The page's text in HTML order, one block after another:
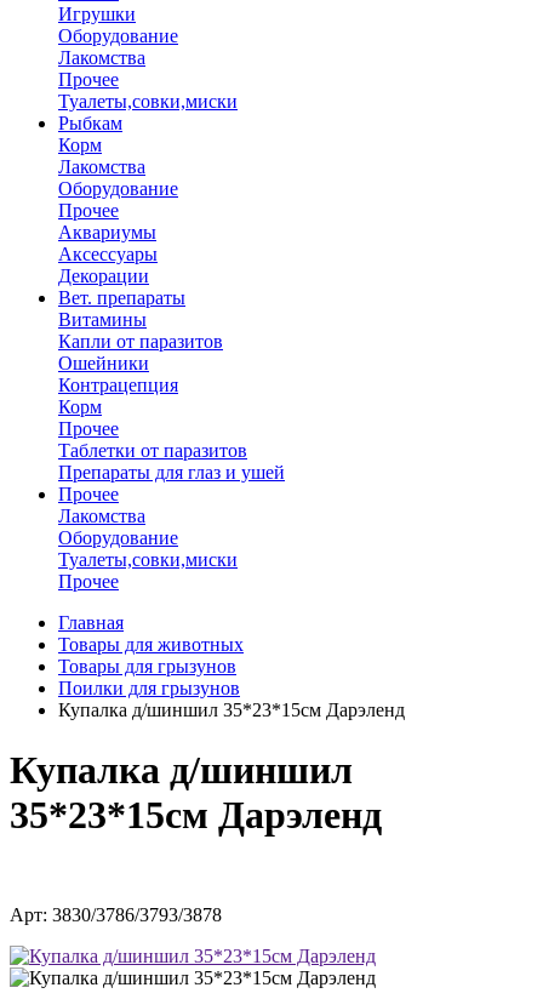
Игрушки
Оборудование
Лакомства
Прочее
Туалеты,совки,миски
Рыбкам
Корм
Лакомства
Оборудование
Прочее
Аквариумы
Аксессуары
Декорации
Вет. препараты
Витамины
Капли от паразитов
Ошейники
Контрацепция
Корм
Прочее
Таблетки от паразитов
Препараты для глаз и ушей
Прочее
Лакомства
Оборудование
Туалеты,совки,миски
Прочее
Главная
Товары для животных
Товары для грызунов
Поилки для грызунов
Купалка д/шиншил 35*23*15см Дарэленд
Купалка д/шиншил
35*23*15см Дарэленд
Арт: 3830/3786/3793/3878